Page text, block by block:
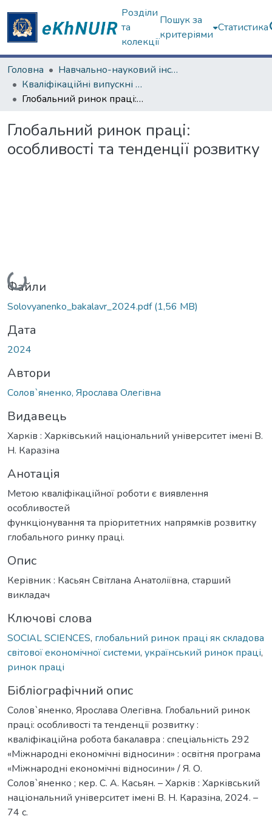
Розділи
та
колекції
Пошук за
критеріями
Статистика
Головна
Навчально-науковий інститут "Каразінський інститут міжнародних відносин та туристичного бізнесу"
Кваліфікаційні випускні роботи бакалаврів. Навчально-науковий інститут "Каразінський інститут міжнародних відносин та туристичного бізнесу"
Глобальний ринок праці: особливості та тенденції розвитку
Глобальний ринок праці:
особливості та тенденції розвитку
Вантажиться...
Файли
Solovyanenko_bakalavr_2024.pdf(1,56 MB)
Дата
2024
Автори
Солов`яненко, Ярослава Олегівна
Видавець
Харків : Харківський національний університет імені В.
Н. Каразіна
Анотація
Метою кваліфікаційної роботи є виявлення
особливостей
функціонування та пріоритетних напрямків розвитку
глобального ринку праці.
Опис
Керівник : Касьян Світлана Анатоліївна, старший
викладач
Ключові слова
SOCIAL SCIENCES, глобальний ринок праці як складова
світової економічної системи, український ринок праці,
ринок праці
Бібліографічний опис
Солов`яненко, Ярослава Олегівна. Глобальний ринок
праці: особливості та тенденції розвитку :
кваліфікаційна робота бакалавра : спеціальність 292
«Міжнародні економічні відносини» : освітня програма
«Міжнародні економічні відносини» / Я. О.
Солов`яненко ; кер. С. А. Касьян. – Харків : Харківський
національний університет імені В. Н. Каразіна, 2024. –
74 с.